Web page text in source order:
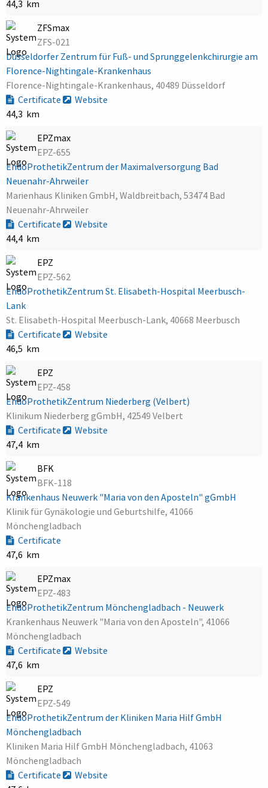
44,3 km
ZFSmax
ZFS-021
Düsseldorfer Zentrum für Fuß- und Sprunggelenkchirurgie am
Florence-Nightingale-Krankenhaus
Florence-Nightingale-Krankenhaus, 40489 Düsseldorf
Certificate
Website
44,3 km
EPZmax
EPZ-655
EndoProthetikZentrum der Maximalversorgung Bad
Neuenahr-Ahrweiler
Marienhaus Kliniken GmbH, Waldbreitbach, 53474 Bad
Neuenahr-Ahrweiler
Certificate
Website
44,4 km
EPZ
EPZ-562
EndoProthetikZentrum St. Elisabeth-Hospital Meerbusch-
Lank
St. Elisabeth-Hospital Meerbusch-Lank, 40668 Meerbusch
Certificate
Website
46,5 km
EPZ
EPZ-458
EndoProthetikZentrum Niederberg (Velbert)
Klinikum Niederberg gGmbH, 42549 Velbert
Certificate
Website
47,4 km
BFK
BFK-118
Krankenhaus Neuwerk "Maria von den Aposteln" gGmbH
Klinik für Gynäkologie und Geburtshilfe, 41066
Mönchengladbach
Certificate
47,6 km
EPZmax
EPZ-483
EndoProthetikZentrum Mönchengladbach - Neuwerk
Krankenhaus Neuwerk "Maria von den Aposteln", 41066
Mönchengladbach
Certificate
Website
47,6 km
EPZ
EPZ-549
EndoProthetikZentrum der Kliniken Maria Hilf GmbH
Mönchengladbach
Kliniken Maria Hilf GmbH Mönchengladbach, 41063
Mönchengladbach
Certificate
Website